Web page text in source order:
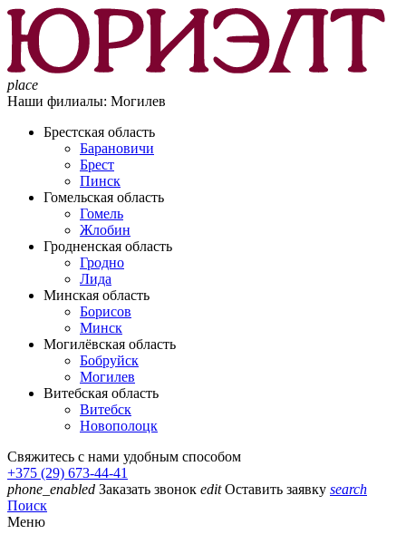
place
Наши филиалы: Могилев
Брестская область
Барановичи
Брест
Пинск
Гомельская область
Гомель
Жлобин
Гродненская область
Гродно
Лида
Минская область
Борисов
Минск
Могилёвская область
Бобруйск
Могилев
Витебская область
Витебск
Новополоцк
Свяжитесь с нами удобным способом
+375 (29) 673-44-41
phone_enabled Заказать звонок edit Оставить заявку search
Поиск
Меню